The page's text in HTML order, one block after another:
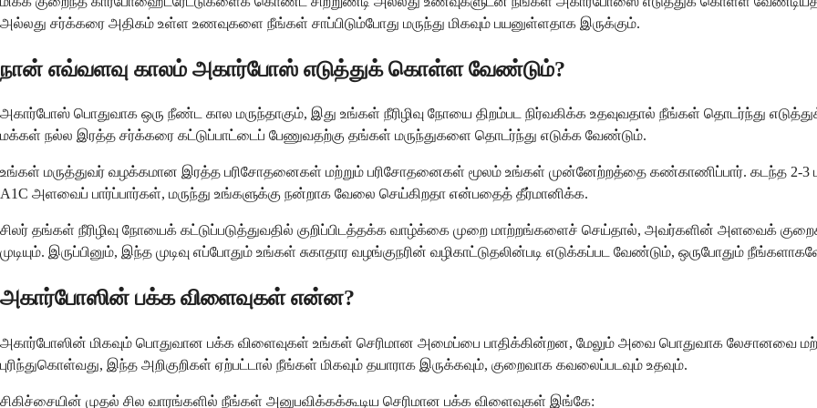
அல்லது சர்க்கரை அதிகம் உள்ள உணவுகளை நீங்கள் சாப்பிடும்போது மருந்து மிகவும் பயனுள்ளதாக இருக்கும்.
நான் எவ்வளவு காலம் அகார்போஸ் எடுத்துக் கொள்ள வேண்டும்?
அகார்போஸ் பொதுவாக ஒரு நீண்ட கால மருந்தாகும், இது உங்கள் நீரிழிவு நோயை திறம்பட நிர்வகிக்க உதவுவதால் நீங்கள் தொடர்ந்து
மக்கள் நல்ல இரத்த சர்க்கரை கட்டுப்பாட்டைப் பேணுவதற்கு தங்கள் மருந்துகளை தொடர்ந்து எடுக்க வேண்டும்.
உங்கள் மருத்துவர் வழக்கமான இரத்த பரிசோதனைகள் மற்றும் பரிசோதனைகள் மூலம் உங்கள் முன்னேற்றத்தை கண்காணிப்பார். கடந்த 2-3
A1C அளவைப் பார்ப்பார்கள், மருந்து உங்களுக்கு நன்றாக வேலை செய்கிறதா என்பதைத் தீர்மானிக்க.
சிலர் தங்கள் நீரிழிவு நோயைக் கட்டுப்படுத்துவதில் குறிப்பிடத்தக்க வாழ்க்கை முறை மாற்றங்களைச் செய்தால், அவர்களின் அளவைக்
முடியும். இருப்பினும், இந்த முடிவு எப்போதும் உங்கள் சுகாதார வழங்குநரின் வழிகாட்டுதலின்படி எடுக்கப்பட வேண்டும், ஒருபோதும்
அகார்போஸின் பக்க விளைவுகள் என்ன?
அகார்போஸின் மிகவும் பொதுவான பக்க விளைவுகள் உங்கள் செரிமான அமைப்பை பாதிக்கின்றன, மேலும் அவை பொதுவாக லேசானவை
புரிந்துகொள்வது, இந்த அறிகுறிகள் ஏற்பட்டால் நீங்கள் மிகவும் தயாராக இருக்கவும், குறைவாக கவலைப்படவும் உதவும்.
சிகிச்சையின் முதல் சில வாரங்களில் நீங்கள் அனுபவிக்கக்கூடிய செரிமான பக்க விளைவுகள் இங்கே: